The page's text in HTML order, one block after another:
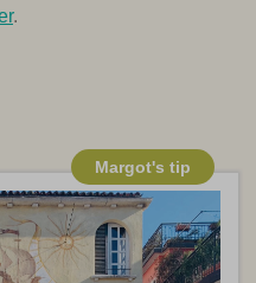
.
Margot's tip